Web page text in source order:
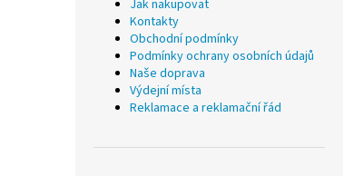
Jak nakupovat
Kontakty
Obchodní podmínky
Podmínky ochrany osobních údajů
Naše doprava
Výdejní místa
Reklamace a reklamační řád